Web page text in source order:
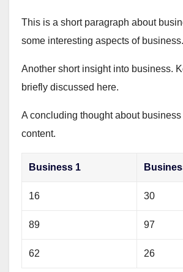
This is a short paragraph about
some interesting aspects of business.
Another short insight into business.
briefly discussed here.
A concluding thought about
content.
Business 1
16 30
89 97
62 26